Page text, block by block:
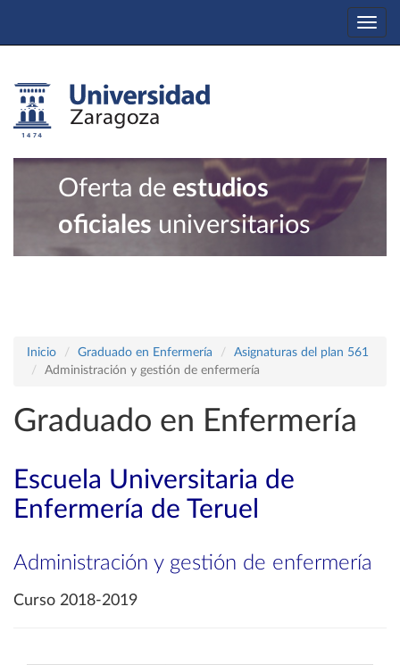
Oferta de estudios
oficiales universitarios
Inicio Graduado en Enfermería
Asignaturas del plan 561
Administración y gestión de enfermería
Graduado en Enfermería
Escuela Universitaria de
Enfermería de Teruel
Administración y gestión de enfermería
Curso 2018-2019